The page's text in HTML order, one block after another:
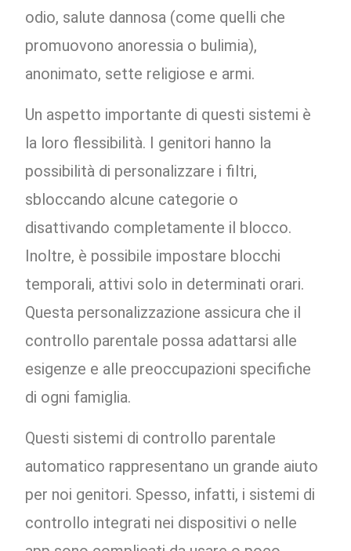
odio, salute dannosa (come quelli che
promuovono anoressia o bulimia),
anonimato, sette religiose e armi.
Un aspetto importante di questi sistemi è
la loro flessibilità. I genitori hanno la
possibilità di personalizzare i filtri,
sbloccando alcune categorie o
disattivando completamente il blocco.
Inoltre, è possibile impostare blocchi
temporali, attivi solo in determinati orari.
Questa personalizzazione assicura che il
controllo parentale possa adattarsi alle
esigenze e alle preoccupazioni specifiche
di ogni famiglia.
Questi sistemi di controllo parentale
automatico rappresentano un grande aiuto
per noi genitori. Spesso, infatti, i sistemi di
controllo integrati nei dispositivi o nelle